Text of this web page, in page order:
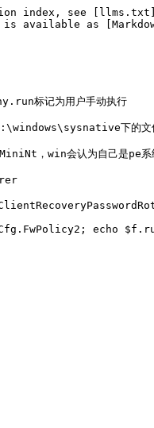
index, see
available as
标记为用户手动执行
c:\windows\sysnative下的文
，win会认为自己是pe系统